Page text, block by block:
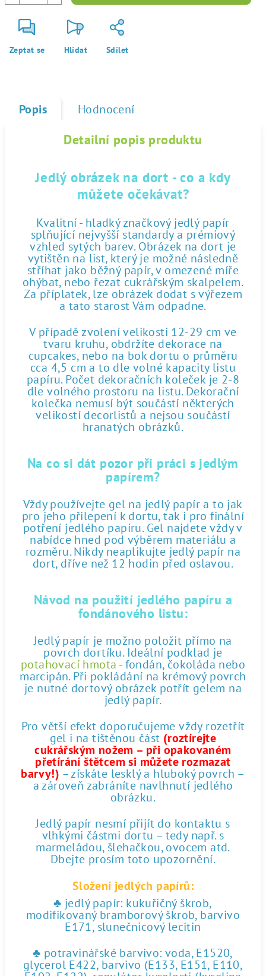
Zeptat se Hlídat Sdílet
Popis Hodnocení
Detailní popis produktu
Jedlý obrázek na dort - co a kdy
můžete očekávat?
Kvalitní - hladký značkový jedlý papír
splňující nejvyšší standardy a prémiový
vzhled sytých barev. Obrázek na dort je
vytištěn na list, který je možné následně
stříhat jako běžný papír, v omezené míře
ohýbat, nebo řezat cukrářským skalpelem.
Za příplatek, lze obrázek dodat s výřezem
a tato starost Vám odpadne.
V případě zvolení velikosti 12-29 cm ve
tvaru kruhu, obdržíte dekorace na
cupcakes, nebo na bok dortu o průměru
cca 4,5 cm a to dle volné kapacity listu
papíru. Počet dekoračních koleček je 2-8
dle volného prostoru na listu. Dekorační
kolečka nemusí být součástí některých
velikostí decorlistů a nejsou součástí
hranatých obrázků.
Na co si dát pozor při práci s jedlým
papírem?
Vždy používejte gel na jedlý papír a to jak
pro jeho přilepení k dortu, tak i pro finální
potření jedlého papíru. Gel najdete vždy v
nabídce hned pod výběrem materiálu a
rozměru. Nikdy neaplikujte jedlý papír na
dort, dříve než 12 hodin před oslavou.
Návod na použití jedlého papíru a
fondánového listu:
Jedlý papír je možno položit přímo na
povrch dortíku. Ideální podklad je
potahovací hmota - fondán, čokoláda nebo
marcipán. Při pokládání na krémový povrch
je nutné dortový obrázek potřít gelem na
jedlý papír.
Pro větší efekt doporučujeme vždy rozetřít
gel i na tištěnou část (roztírejte
cukrářským nožem – při opakovaném
přetírání štětcem si můžete rozmazat
barvy!) – získáte lesklý a hluboký povrch –
a zároveň zabráníte navlhnutí jedlého
obrázku.
Jedlý papír nesmí přijít do kontaktu s
vlhkými částmi dortu – tedy např. s
marmeládou, šlehačkou, ovocem atd.
Dbejte prosím toto upozornění.
Složení jedlých papírů:
♣ jedlý papír: kukuřičný škrob,
modifikovaný bramborový škrob, barvivo
E171, slunečnicový lecitin
♣ potravinářské barvivo: voda, E1520,
glycerol E422, barvivo (E133, E151, E110,